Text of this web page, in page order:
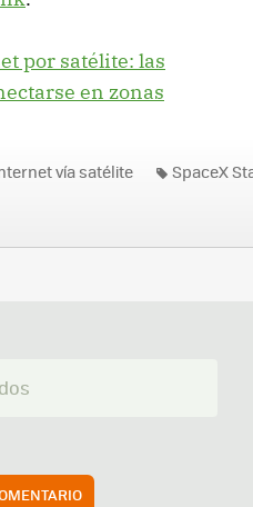
por satélite: las
en zonas
vía satélite SpaceX